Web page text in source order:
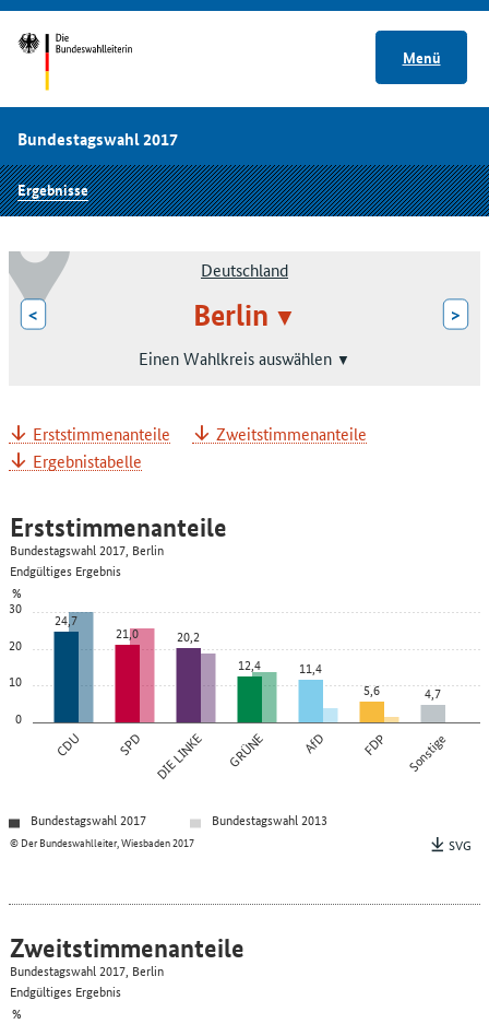
Menü
Bundestagswahl 2017
Ergebnisse
Deutschland
< Berlin >
Einen Wahlkreis auswählen
Erststimmenanteile
Zweitstimmenanteile
Ergebnistabelle
0
10
20
30
%
CDU SPD DIE LINKE GRÜNE AfD FDP Sonstige
24,7
21,0
20,2
12,4
11,4
5,6
4,7
© Der Bundeswahlleiter, Wiesbaden 2017
Erststimmenanteile
Bundestagswahl 2017, Berlin
Endgültiges Ergebnis
Bundestagswahl 2017
Bundestagswahl 2013
SVG
%
Zweitstimmenanteile
Bundestagswahl 2017, Berlin
Endgültiges Ergebnis